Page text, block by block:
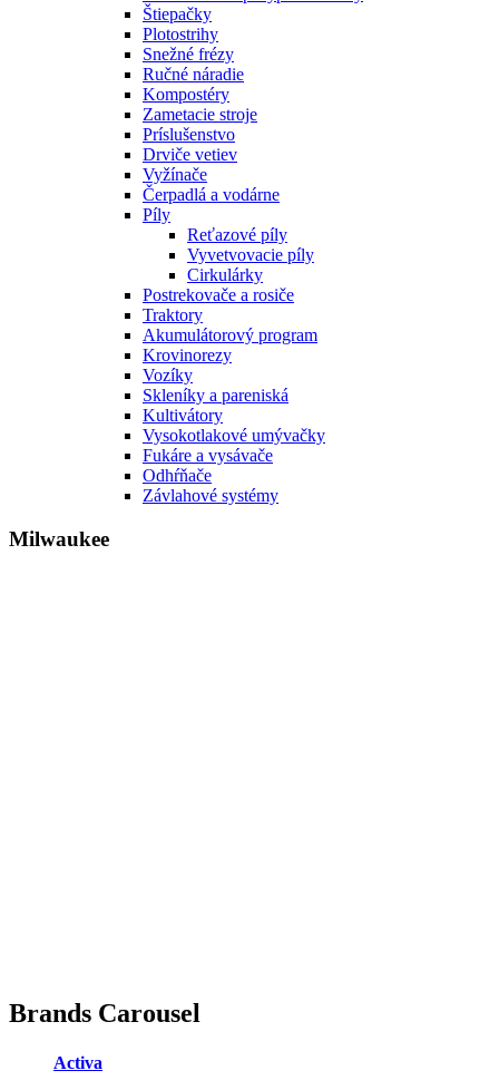
Štiepačky
Plotostrihy
Snežné frézy
Ručné náradie
Kompostéry
Zametacie stroje
Príslušenstvo
Drviče vetiev
Vyžínače
Čerpadlá a vodárne
Píly
Reťazové píly
Vyvetvovacie píly
Cirkulárky
Postrekovače a rosiče
Traktory
Akumulátorový program
Krovinorezy
Vozíky
Skleníky a pareniská
Kultivátory
Vysokotlakové umývačky
Fukáre a vysávače
Odhŕňače
Závlahové systémy
Milwaukee
Brands Carousel
Activa